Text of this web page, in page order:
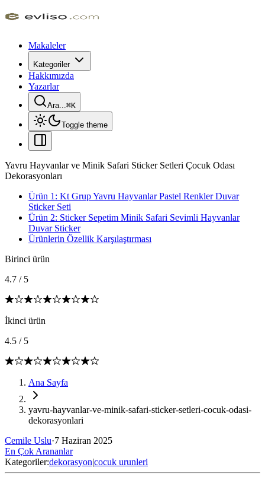
Makaleler
Kategoriler
Hakkımızda
Yazarlar
Ara...⌘K
Toggle theme
Yavru Hayvanlar ve Minik Safari Sticker Setleri Çocuk Odası
Dekorasyonları
Ürün 1: Kt Grup Yavru Hayvanlar Pastel Renkler Duvar
Sticker Seti
Ürün 2: Sticker Sepetim Minik Safari Sevimli Hayvanlar
Duvar Sticker
Ürünlerin Özellik Karşılaştırması
Birinci ürün
4.7 / 5
İkinci ürün
4.5 / 5
Ana Sayfa
yavru-hayvanlar-ve-minik-safari-sticker-setleri-cocuk-odasi-
dekorasyonlari
Cemile Uslu·7 Haziran 2025
En Çok Arananlar
Kategoriler:dekorasyon|cocuk urunleri